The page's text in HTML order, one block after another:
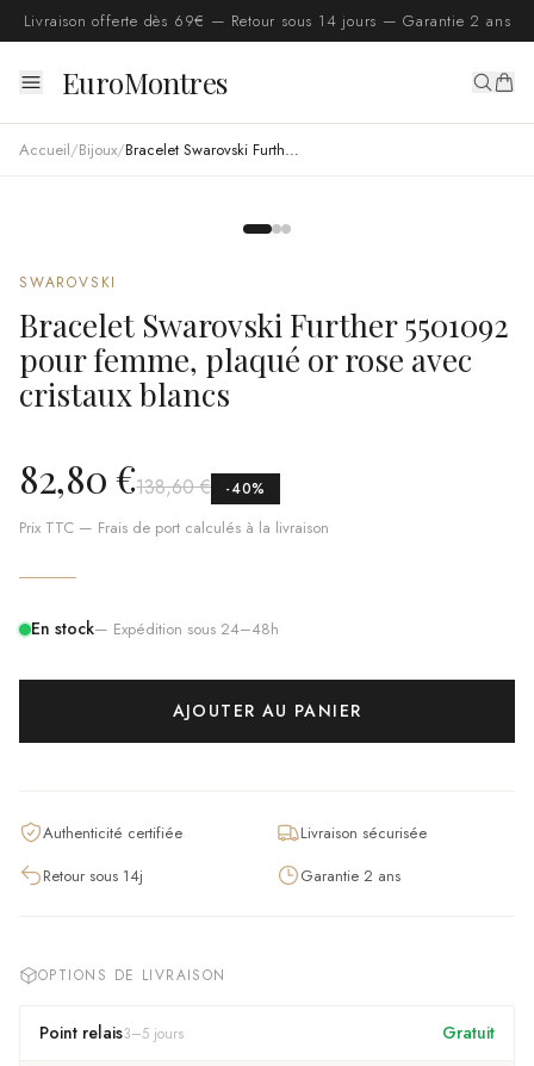
Livraison offerte dès 69€ — Retour sous 14 jours — Garantie 2 ans
EuroMontres
Accueil/Bijoux/ Bracelet Swarovski Further 5501092 pour femme, plaqué or rose avec cristaux blancs
SWAROVSKI
Bracelet Swarovski Further 5501092
pour femme, plaqué or rose avec
cristaux blancs
82,80 €138,60 € -40%
Prix TTC — Frais de port calculés à la livraison
En stock— Expédition sous 24–48h
AJOUTER AU PANIER
Authenticité certifiée
Livraison sécurisée
Retour sous 14j
Garantie 2 ans
OPTIONS DE LIVRAISON
Point relais3–5 jours Gratuit